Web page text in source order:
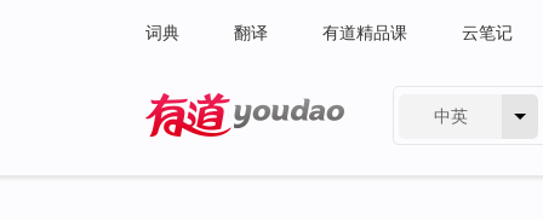
词典 翻译 有道精品课 云笔记
中英